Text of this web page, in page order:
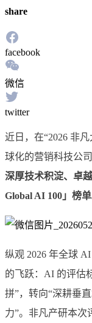
share
facebook
微信
twitter
近日，在“2026 非凡
球化的营销科技公司
深厚技术积淀、卓
Global AI 100」榜单
纵观 2026 年全球
的飞跃：AI 的评估
拼”，转向“深耕垂
力”。非凡产研本次